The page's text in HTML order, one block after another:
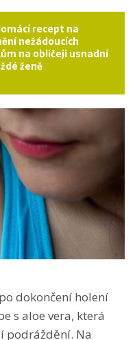
recept na
nežádoucích
na obličeji usnadní
ženě
dokončení holení
s aloe vera, která
podráždění. Na